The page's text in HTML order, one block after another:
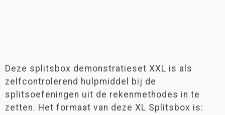
Deze splitsbox demonstratieset XXL is als
zelfcontrolerend hulpmiddel bij de
splitsoefeningen uit de rekenmethodes in te
zetten. Het formaat van deze XL Splitsbox is: